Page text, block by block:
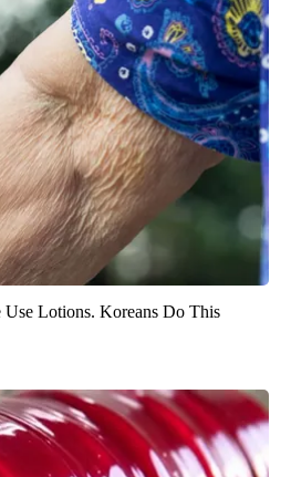
Lotions. Koreans Do This